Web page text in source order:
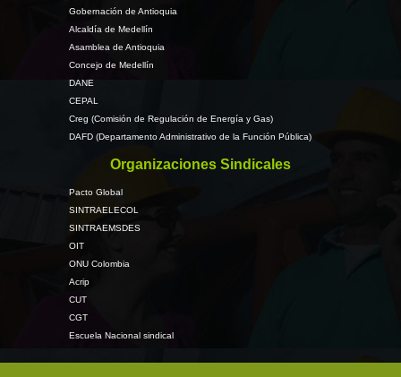
Gobernación de Antioquia
Alcaldía de Medellín
Asamblea de Antioquia
Concejo de Medellín
DANE
CEPAL
Creg (Comisión de Regulación de Energía y Gas)
DAFD (Departamento Administrativo de la Función Pública)
Organizaciones Sindicales
Pacto Global
SINTRAELECOL
SINTRAEMSDES
OIT
ONU Colombia
Acrip
CUT
CGT
Escuela Nacional sindical